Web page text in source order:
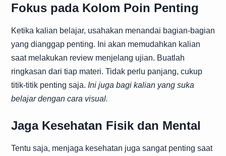
Fokus pada Kolom Poin Penting
Ketika kalian belajar, usahakan menandai bagian-bagian
yang dianggap penting. Ini akan memudahkan kalian
saat melakukan review menjelang ujian. Buatlah
ringkasan dari tiap materi. Tidak perlu panjang, cukup
titik-titik penting saja. Ini juga bagi kalian yang suka
belajar dengan cara visual.
Jaga Kesehatan Fisik dan Mental
Tentu saja, menjaga kesehatan juga sangat penting saat